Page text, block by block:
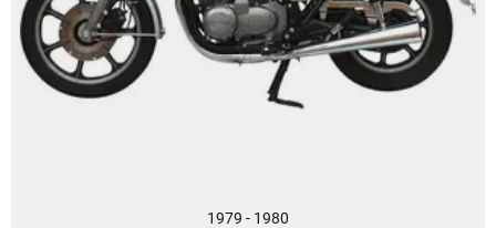
1979 - 1980